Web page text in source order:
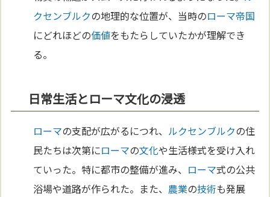
クセンブルクの地理的な位置が、当時のローマ帝国
にどれほどの価値をもたらしていたかが理解でき
る。
日常生活とローマ文化の浸透
ローマの支配が広がるにつれ、 ルクセンブルクの住
民たちは次第にローマの文化や生活様式を受け入れ
ていった。特に都市の整備が進み、 ローマ式の公共
浴場や道路が作られた。また、 農業の技術も発展